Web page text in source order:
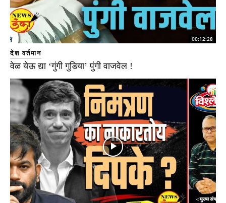
00:12:28
देश वर्तमान
वेळ येऊ द्या ‘गुंगी गुडिया’ पुंगी वाजवेल !